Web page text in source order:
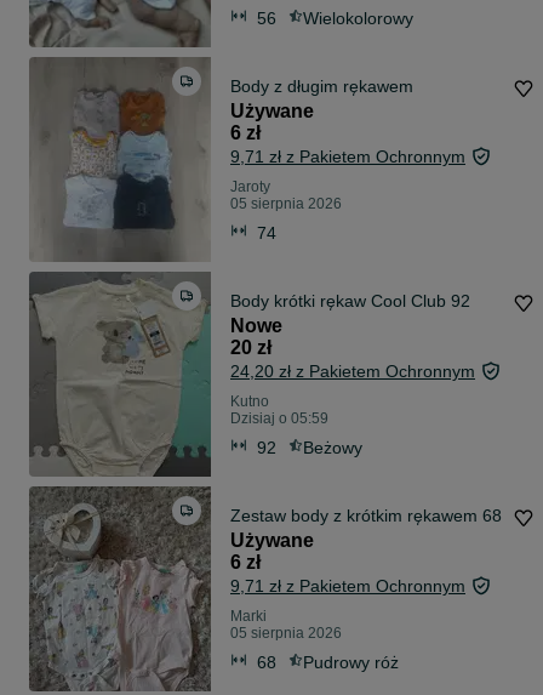
56 Wielokolorowy
Body z długim rękawem
Używane
6 zł
9,71 zł z Pakietem Ochronnym
Jaroty
05 sierpnia 2026
74
Body krótki rękaw Cool Club 92
Nowe
20 zł
24,20 zł z Pakietem Ochronnym
Kutno
Dzisiaj o 05:59
92 Beżowy
Zestaw body z krótkim rękawem 68
Używane
6 zł
9,71 zł z Pakietem Ochronnym
Marki
05 sierpnia 2026
68 Pudrowy róż